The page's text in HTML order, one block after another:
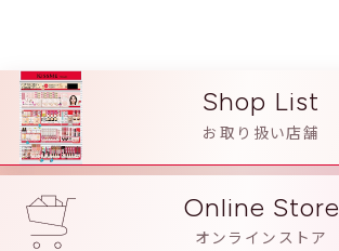
Shop List
お取り扱い店舗
Online Store
オンラインストア
Products